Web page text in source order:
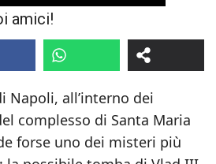
amici!
Napoli, all’interno dei
complesso di Santa Maria
forse uno dei misteri più